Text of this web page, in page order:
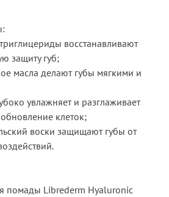
восстанавливают
защиту губ;
масла делают губы мягкими и
увлажняет и разглаживает
клеток;
воски защищают губы от
помады Librederm Hyaluronic